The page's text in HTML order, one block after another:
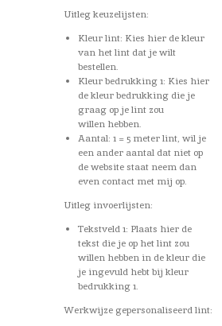
Uitleg keuzelijsten:
Kleur lint: Kies hier de kleur
van het lint dat je wilt
bestellen.
Kleur bedrukking 1: Kies hier
de kleur bedrukking die je
graag op je lint zou
willen hebben.
Aantal: 1 = 5 meter lint, wil je
een ander aantal dat niet op
de website staat neem dan
even contact met mij op.
Uitleg invoerlijsten:
Tekstveld 1: Plaats hier de
tekst die je op het lint zou
willen hebben in de kleur die
je ingevuld hebt bij kleur
bedrukking 1.
Werkwijze gepersonaliseerd lint: